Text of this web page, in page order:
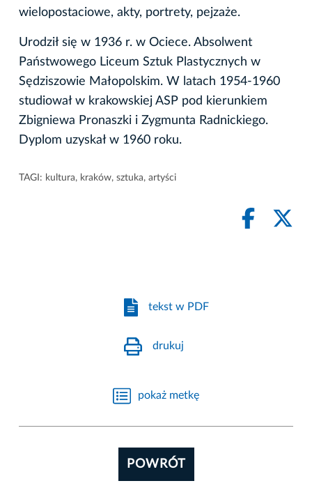
wielopostaciowe, akty, portrety, pejzaże.
Urodził się w 1936 r. w Ociece. Absolwent
Państwowego Liceum Sztuk Plastycznych w
Sędziszowie Małopolskim. W latach 1954-1960
studiował w krakowskiej ASP pod kierunkiem
Zbigniewa Pronaszki i Zygmunta Radnickiego.
Dyplom uzyskał w 1960 roku.
TAGI: kultura, kraków, sztuka, artyści
tekst w PDF
drukuj
pokaż metkę
POWRÓT